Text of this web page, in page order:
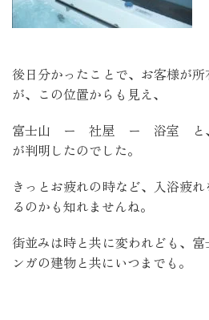
後日分かったことで、お客様が
が、この位置からも見え、
富士山 ー 社屋 ー 浴室 と、
が判明したのでした。
きっとお疲れの時など、入浴疲
るのかも知れませんね。
街並みは時と共に変われども、
ンガの建物と共にいつまでも。